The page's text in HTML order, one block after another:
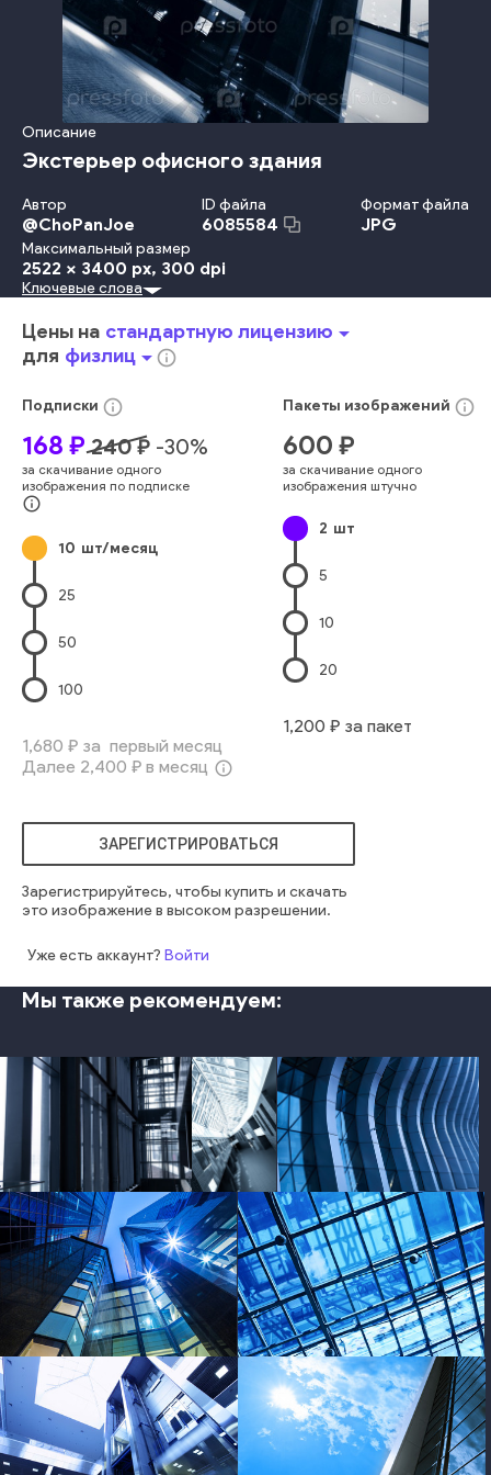
Описание
Экстерьер офисного здания
Автор
@ChoPanJoe
ID файла
6085584
Формат файла
JPG
Максимальный размер
2522 x 3400 px, 300 dpi
Стиль На Открытом Воздухе
Отражение Сталь Финансы Технология
Окно
Ночь Блокировать
Иллюминация
Небоскрёб
Городское Место Действия
Структура Здания Без Людей
Городская Жизнь
Исчезающая Точка
Офисное Здание Центр Города
Бизнес-Центр
Линия Горизонта Стекло
Высокий голубой
привлекательный
городской
внешний вид
высокий
стена
коммерческий
будущее
футуристический
городская архитектура
Ключевые слова
Цены на стандартную лицензиюarrow_drop_down
для физлицarrow_drop_downinfo_outline
Подписки info_outline
168 ₽ 240₽ -30%
за скачивание одного
изображения по подписке
info_outline
10 шт/месяц
25
50
100
1,680 ₽ за первый месяц
Далее 2,400 ₽ в месяц info_outline
Пакеты изображений info_outline
600 ₽
за скачивание одного
изображения штучно
2 шт
5
10
20
1,200 ₽ за пакет
ЗАРЕГИСТРИРОВАТЬСЯ
Зарегистрируйтесь, чтобы купить и скачать
это изображение в высоком разрешении.
Уже есть аккаунт? Войти
Мы также рекомендуем:
photo photo photo
photo photo